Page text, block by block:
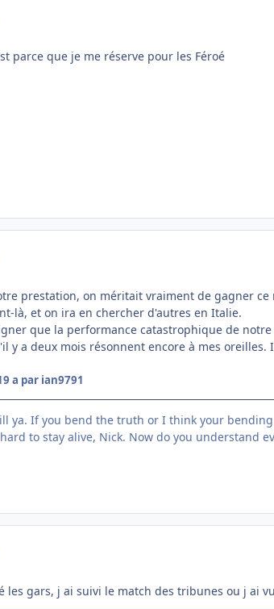
parce que je me réserve pour les Féroé
prestation, on méritait vraiment de gagner ce
là, et on ira en chercher d'autres en Italie.
que la performance catastrophique de
y a deux mois résonnent encore à mes oreilles.
a par ian9791
ya. If you bend the truth or I think your
to stay alive, Nick. Now do you understand
les gars, j ai suivi le match des tribunes ou j ai